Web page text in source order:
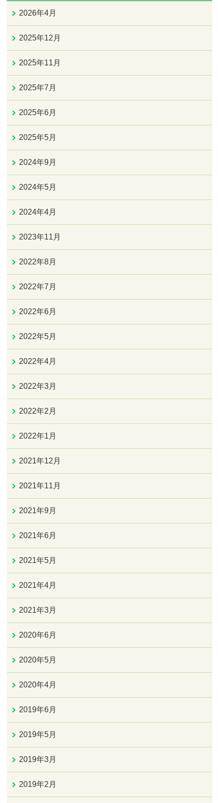
2026年4月
2025年12月
2025年11月
2025年7月
2025年6月
2025年5月
2024年9月
2024年5月
2024年4月
2023年11月
2022年8月
2022年7月
2022年6月
2022年5月
2022年4月
2022年3月
2022年2月
2022年1月
2021年12月
2021年11月
2021年9月
2021年6月
2021年5月
2021年4月
2021年3月
2020年6月
2020年5月
2020年4月
2019年6月
2019年5月
2019年3月
2019年2月